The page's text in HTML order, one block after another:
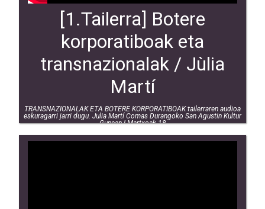
[1.Tailerra] Botere
korporatiboak eta
transnazionalak / Jùlia
Martí
TRANSNAZIONALAK ETA BOTERE KORPORATIBOAK tailerraren audioa
eskuragarri jarri dugu. Julia Martí Comas Durangoko San Agustin Kultur
Gunean I Martxoak 18